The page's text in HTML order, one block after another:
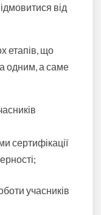
від
етапів, що
одним, а саме
сертифікації
учасників